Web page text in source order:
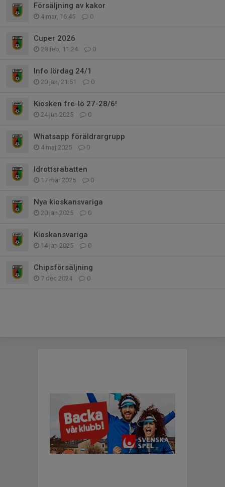
Försäljning av kakor
4 mar, 16:45 0
Cuper 2026
28 feb, 11:24 0
Info lördag 24/1
20 jan, 21:51 0
Kiosken fre-lö 27-28/6!
24 jun 2025 0
Whatsapp föräldrargrupp
4 maj 2025 0
Idrottsrabatten
17 mar 2025 0
Nya kioskansvariga
20 jan 2025 0
Kioskansvariga
14 jan 2025 0
Chipsförsäljning
7 dec 2024 0